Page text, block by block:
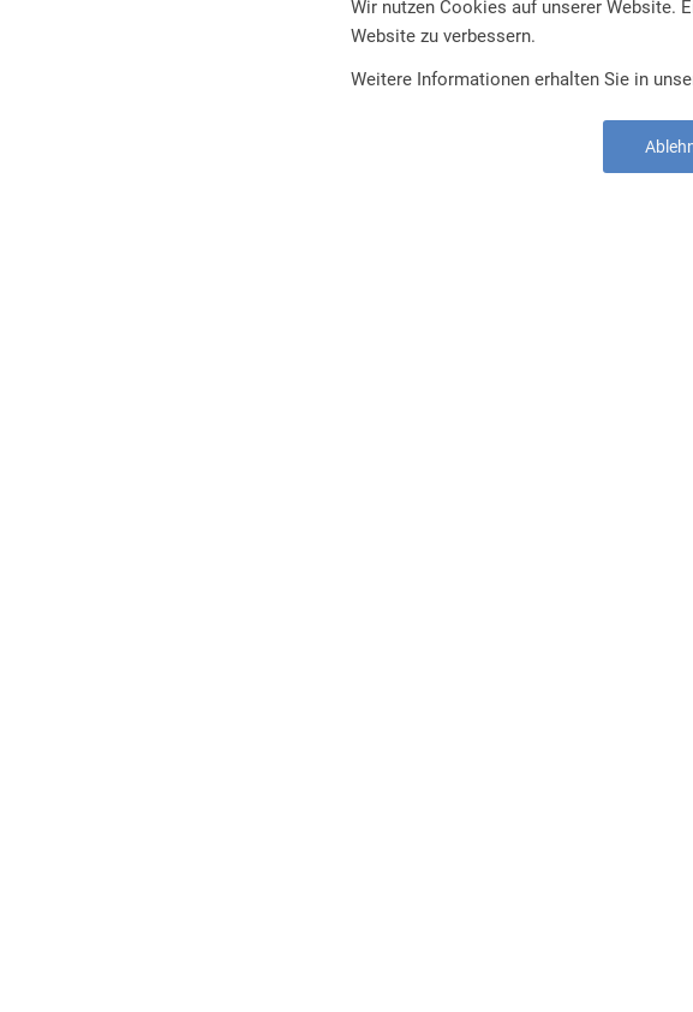
Wir nutzen Cookies auf unserer Website.
Website zu verbessern.
Weitere Informationen erhalten Sie in